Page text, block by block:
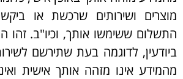
מוצרים ושירותים שרכשת או
התשלום ששימשו אותך, וכיו"ב.
ביודעין, לדוגמה בעת שתירשם
מהמידע אינו מזהה אותך אישית